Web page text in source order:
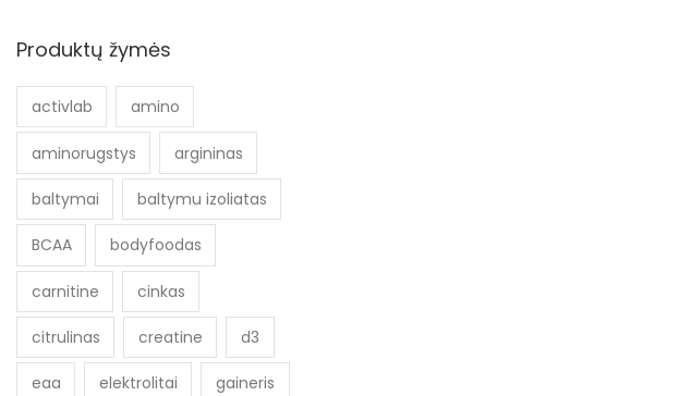
Produktų žymės
activlab amino
aminorugstys argininas
baltymai baltymu izoliatas
BCAA bodyfoodas
carnitine cinkas
citrulinas creatine d3
eaa elektrolitai gaineris